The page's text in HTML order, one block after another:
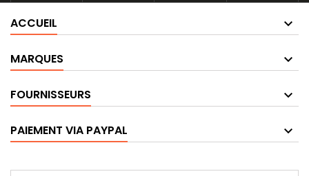
ACCUEIL
MARQUES
FOURNISSEURS
PAIEMENT VIA PAYPAL